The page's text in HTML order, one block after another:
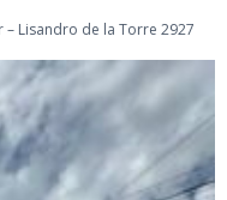
– Lisandro de la Torre 2927